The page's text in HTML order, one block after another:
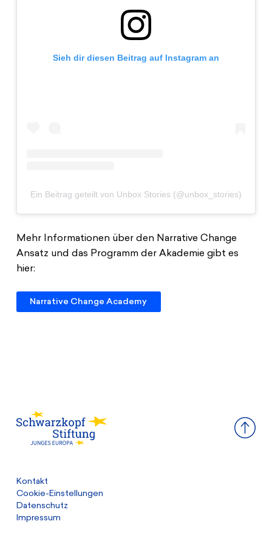
Sieh dir diesen Beitrag auf Instagram an
Ein Beitrag geteilt von Unbox Stories (@unbox_stories)
Mehr Informationen über den Narrative Change
Ansatz und das Programm der Akademie gibt es
hier:
Narrative Change Academy
Kontakt
Cookie-Einstellungen
Datenschutz
Impressum